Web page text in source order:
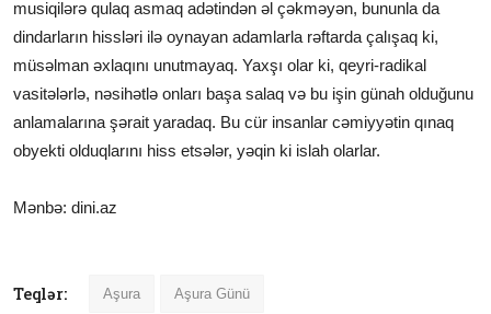
musiqilərə qulaq asmaq adətindən əl çəkməyən, bununla da
dindarların hissləri ilə oynayan adamlarla rəftarda çalışaq ki,
müsəlman əxlaqını unutmayaq. Yaxşı olar ki, qeyri-radikal
vasitələrlə, nəsihətlə onları başa salaq və bu işin günah olduğunu
anlamalarına şərait yaradaq. Bu cür insanlar cəmiyyətin qınaq
obyekti olduqlarını hiss etsələr, yəqin ki islah olarlar.
Mənbə: dini.az
Teqlər: Aşura Aşura Günü